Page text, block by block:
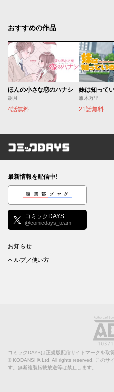
おすすめの作品
ほんの小さな恋のハナシ
胡月
4話無料
妹は知って
雁木万里
21話無料
コミックDAYS
最新情報を配信中!
編集部ブログ
コミックDAYS
@comicdays_team
お知らせ
ヘルプ／使い方
コミックDAYSは正規版配信サイトマークを取
© KODANSHA Ltd. All rights reserved. このサ
す。無断複製転載放送等は禁止します。